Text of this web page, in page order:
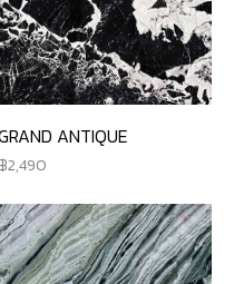
ANTIQUE
2,490